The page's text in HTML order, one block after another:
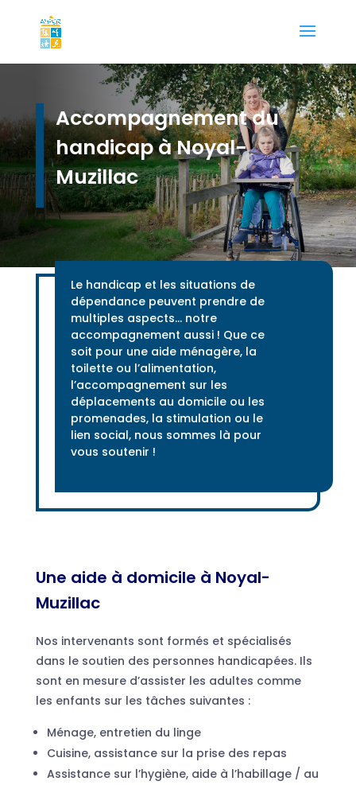
Accompagnement du
handicap à Noyal-
Muzillac
Le handicap et les situations de
dépendance peuvent prendre de
multiples aspects… notre
accompagnement aussi ! Que ce
soit pour une aide ménagère, la
toilette ou l’alimentation,
l’accompagnement sur les
déplacements au domicile ou les
promenades, la stimulation ou le
lien social, nous sommes là pour
vous soutenir !
Une aide à domicile à Noyal-
Muzillac
Nos intervenants sont formés et spécialisés
dans le soutien des personnes handicapées. Ils
sont en mesure d’assister les adultes comme
les enfants sur les tâches suivantes :
Ménage, entretien du linge
Cuisine, assistance sur la prise des repas
Assistance sur l’hygiène, aide à l’habillage / au